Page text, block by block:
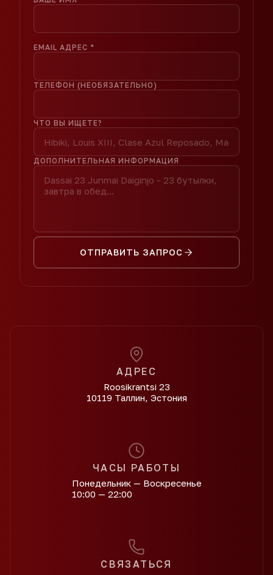
EMAIL АДРЕС *
ТЕЛЕФОН (НЕОБЯЗАТЕЛЬНО)
ЧТО ВЫ ИЩЕТЕ?
ДОПОЛНИТЕЛЬНАЯ ИНФОРМАЦИЯ
ОТПРАВИТЬ ЗАПРОС
АДРЕС
Roosikrantsi 23
10119 Таллин, Эстония
ЧАСЫ РАБОТЫ
Понедельник — Воскресенье
10:00 — 22:00
СВЯЗАТЬСЯ